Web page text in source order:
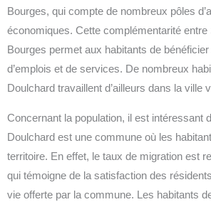
Bourges, qui compte de nombreux pôles
économiques. Cette complémentarité entre
Bourges permet aux habitants de bénéficier
d’emplois et de services. De nombreux
Doulchard travaillent d’ailleurs dans la ville
Concernant la population, il est intéressant
Doulchard est une commune où les
territoire. En effet, le taux de migration est
qui témoigne de la satisfaction des
vie offerte par la commune. Les habitants